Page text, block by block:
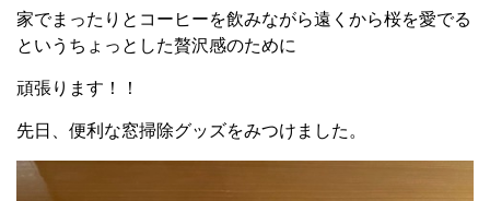
家でまったりとコーヒーを飲みながら遠くから桜を愛でる
というちょっとした贅沢感のために
頑張ります！！
先日、便利な窓掃除グッズをみつけました。